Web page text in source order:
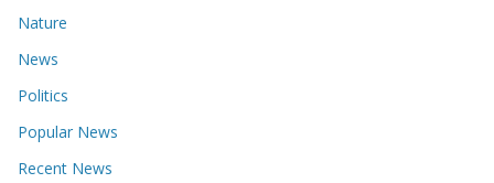
Nature
News
Politics
Popular News
Recent News